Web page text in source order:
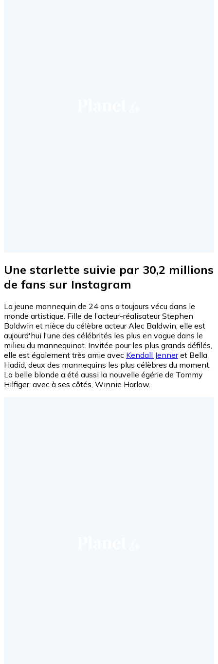
Une starlette suivie par 30,2 millions
de fans sur Instagram
La jeune mannequin de 24 ans a toujours vécu dans le
monde artistique. Fille de l’acteur-réalisateur Stephen
Baldwin et nièce du célèbre acteur Alec Baldwin, elle est
aujourd'hui l'une des célébrités les plus en vogue dans le
milieu du mannequinat. Invitée pour les plus grands défilés,
elle est également très amie avec Kendall Jenneret Bella
Hadid, deux des mannequins les plus célèbres du moment.
La belle blonde a été aussi la nouvelle égérie de Tommy
Hilfiger, avec à ses côtés, Winnie Harlow.